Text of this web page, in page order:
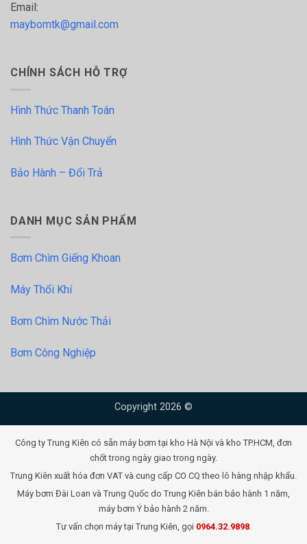
Email:
maybomtk@gmail.com
CHÍNH SÁCH HỖ TRỢ
Hình Thức Thanh Toán
Hình Thức Vận Chuyển
Bảo Hành – Đổi Trả
DANH MỤC SẢN PHẨM
Bơm Chìm Giếng Khoan
Máy Thổi Khí
Bơm Chìm Nước Thải
Bơm Công Nghiệp
Copyright 2026 ©
Công ty Trung Kiên có sẵn máy bơm tại kho Hà Nội và kho TP.HCM, đơn
chốt trong ngày giao trong ngày.
Trung Kiên xuất hóa đơn VAT và cung cấp CO CQ theo lô hàng nhập khẩu.
Máy bơm Đài Loan và Trung Quốc do Trung Kiên bán bảo hành 1 năm,
máy bơm Ý bảo hành 2 năm.
Tư vấn chọn máy tại Trung Kiên, gọi 0964.32.9898.